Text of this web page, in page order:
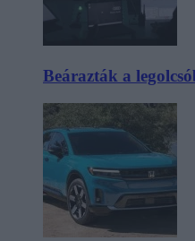
Beárazták a